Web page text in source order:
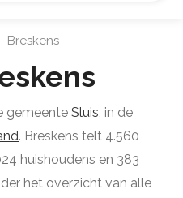
Breskens
gemeente Sluis, in de
. Breskens telt 4.560
huishoudens en 383
het overzicht van alle